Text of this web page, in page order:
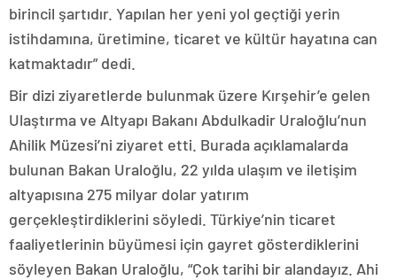
birincil şartıdır. Yapılan her yeni yol geçtiği yerin
istihdamına, üretimine, ticaret ve kültür hayatına can
katmaktadır” dedi.
Bir dizi ziyaretlerde bulunmak üzere Kırşehir’e gelen
Ulaştırma ve Altyapı Bakanı Abdulkadir Uraloğlu’nun
Ahilik Müzesi’ni ziyaret etti. Burada açıklamalarda
bulunan Bakan Uraloğlu, 22 yılda ulaşım ve iletişim
altyapısına 275 milyar dolar yatırım
gerçekleştirdiklerini söyledi. Türkiye’nin ticaret
faaliyetlerinin büyümesi için gayret gösterdiklerini
söyleyen Bakan Uraloğlu, “Çok tarihi bir alandayız. Ahi